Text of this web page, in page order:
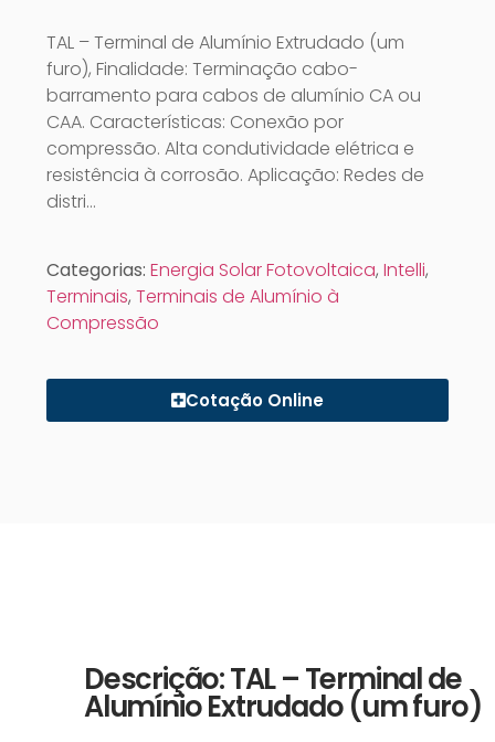
TAL – Terminal de Alumínio Extrudado (um
furo), Finalidade: Terminação cabo-
barramento para cabos de alumínio CA ou
CAA. Características: Conexão por
compressão. Alta condutividade elétrica e
resistência à corrosão. Aplicação: Redes de
distri…
Categorias: Energia Solar Fotovoltaica, Intelli,
Terminais, Terminais de Alumínio à
Compressão
Cotação Online
Descrição: TAL – Terminal de
Alumínio Extrudado (um furo)